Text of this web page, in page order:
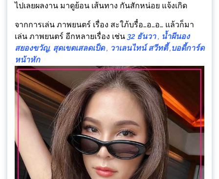
ไปเลยผลงาน มาดูย้อน เส้นทาง กันสักหน่อย แจ้งเกิด
จากการเล่น ภาพยนตร์ เรื่อง สะใภ้บรื๋อ…อ…อ… แล้วก็มา
เล่น ภาพยนตร์ อีกหลายเรื่อง เช่น 32 ธันวา , น้ำผีนอง
สยองขวัญ, สุดเขตเสลดเป็ด , วาเลนไทน์ สวีทตี้ ,บอดี้การ์ด
หน้าหัก